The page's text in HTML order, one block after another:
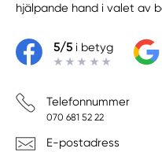
hjälpande hand i valet av
5/5i betyg
Telefonnummer
070 681 52 22
E-postadress